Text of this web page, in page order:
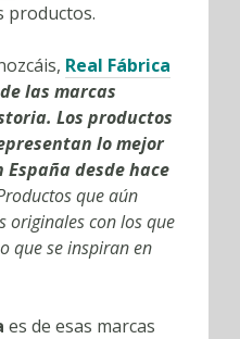
productos.
Real Fábrica
las marcas
Los productos
lo mejor
España desde hace
que aún
originales con los que
que se inspiran en
es de esas marcas